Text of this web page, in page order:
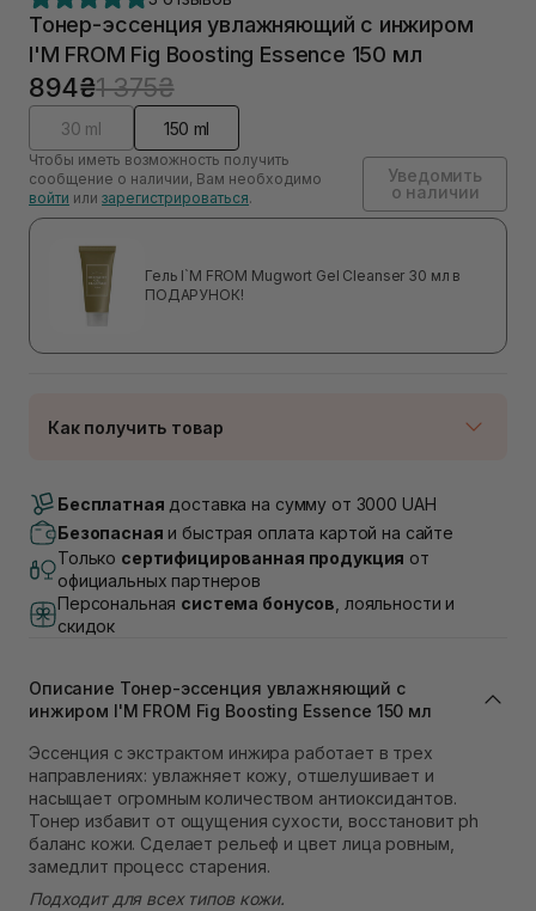
Тонер-эссенция увлажняющий с инжиром
I'M FROM Fig Boosting Essence 150 мл
894₴1 375₴
30 ml 150 ml
Чтобы иметь возможность получить
сообщение о наличии, Вам необходимо
войти или зарегистрироваться.
Уведомить
о наличии
Гель I`M FROM Mugwort Gel Cleanser 30 мл в
ПОДАРУНОК!
Как получить товар
Нет в наличии!
Самовывоз г. Луцк, Винниченка 4
Самовывоз г. Львов, ул. Академика Подстригача,
1В (Duck's Lake)
Нет в наличии!
Самовывоз Львов (Ивана Франко 36)
Самовывоз г. Львов ул. Степана Бандеры 43
Нет в наличии!
Нет в наличии!
Самовывоз г. Ровно, ул. Кулика и Гудачека 23 (ТЦ
Экватор)
Нет в наличии!
Бесплатная доставка на сумму от 3000 UAH
Безопасная и быстрая оплата картой на сайте
Только сертифицированная продукция от
официальных партнеров
Персональная система бонусов , лояльности и
скидок
Описание Тонер-эссенция увлажняющий с
инжиром I'M FROM Fig Boosting Essence 150 мл
Эссенция с экстрактом инжира работает в трех
направлениях: увлажняет кожу, отшелушивает и
насыщает огромным количеством антиоксидантов.
Тонер избавит от ощущения сухости, восстановит ph
баланс кожи. Сделает рельеф и цвет лица ровным,
замедлит процесс старения.
Подходит для всех типов кожи.